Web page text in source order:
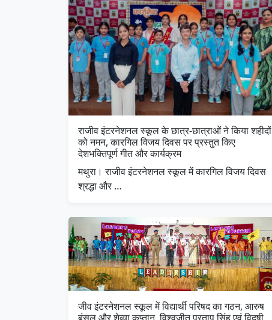
राजीव इंटरनेशनल स्कूल के छात्र-छात्राओं ने किया शहीदों
को नमन, कारगिल विजय दिवस पर प्रस्तुत किए
देशभक्तिपूर्ण गीत और कार्यक्रम
मथुरा। राजीव इंटरनेशनल स्कूल में कारगिल विजय दिवस
श्रद्धा और …
जीव इंटरनेशनल स्कूल में विद्यार्थी परिषद का गठन, आरुष